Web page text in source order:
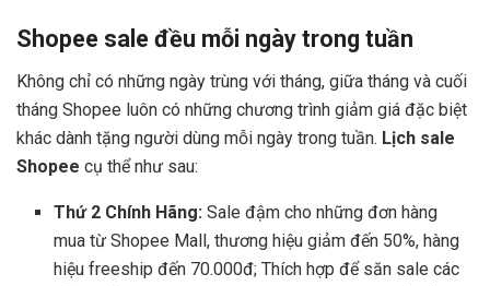
Shopee sale đều mỗi ngày trong tuần
Không chỉ có những ngày trùng với tháng, giữa tháng và cuối
tháng Shopee luôn có những chương trình giảm giá đặc biệt
khác dành tặng người dùng mỗi ngày trong tuần. Lịch sale
Shopee cụ thể như sau:
Thứ 2 Chính Hãng:Sale đậm cho những đơn hàng
mua từ Shopee Mall, thương hiệu giảm đến 50%, hàng
hiệu freeship đến 70.000đ; Thích hợp để săn sale các